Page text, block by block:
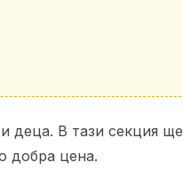
деца. В тази секция
добра цена.